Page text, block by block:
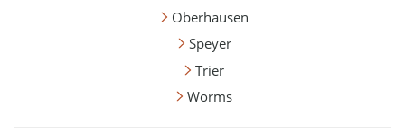
Oberhausen
Speyer
Trier
Worms